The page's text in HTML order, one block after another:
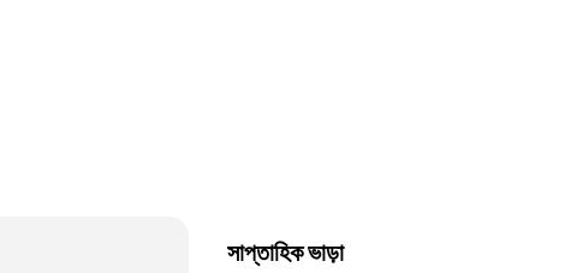
সাপ্তাহিক ভাড়া